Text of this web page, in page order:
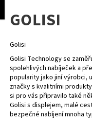
PřejítGOLISI
Golisi
Golisi Technology se
spolehlivých nabíječek a
popularity jako jiní výrobci,
značky s kvalitními
si pro vás připravilo také
Golisi s displejem, malé
bezpečné nabíjení mnoha
o Zpět
Zpět
C
o
p
o
t
ř